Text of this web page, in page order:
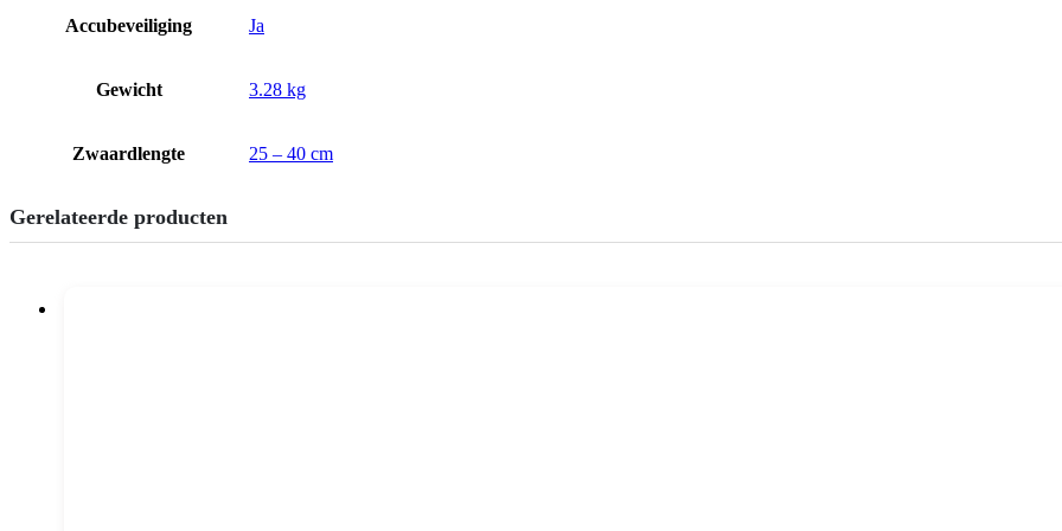
Accubeveiliging Ja
Gewicht 3.28 kg
Zwaardlengte 25 – 40 cm
Gerelateerde producten